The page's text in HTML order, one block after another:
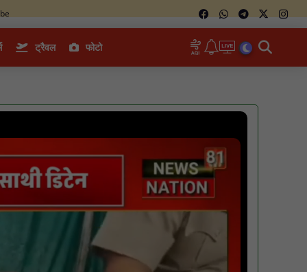
ट्रैवल फोटो